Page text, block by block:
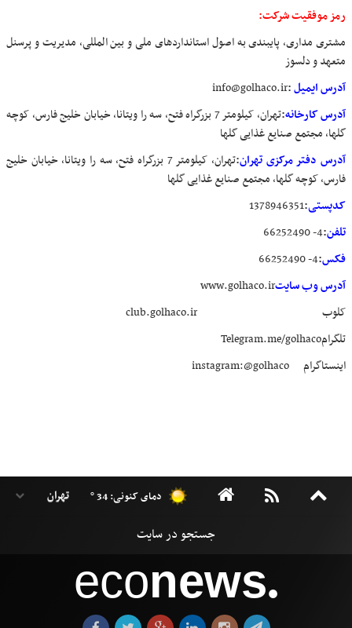
رمز موفقیت شرکت:
مشتری مداری، پایبندی به اصول استانداردهای ملی و بین المللی، مدیریت و پرسنل
متعهد و دلسوز
آدرس ایمیل:
info@golhaco.ir
آدرس کارخانه:
تهران، کیلومتر 7 بزرگراه فتح، سه را ویتانا، خیابان خلیج فارس، کوچه
گلها، مجتمع صنایع غذایی گلها
آدرس دفتر مرکزی تهران:
تهران، کیلومتر 7 بزرگراه فتح، سه را ویتانا، خیابان خلیج
فارس، کوچه گلها، مجتمع صنایع غذایی گلها
کدپستی:
1378946351
تلفن:
4- 66252490
فکس:
4- 66252490
آدرس وب سایتwww.golhaco.ir
کلوب club.golhaco.ir
تلگرامTelegram.me/golhaco
اینستاگرام instagram:@golhaco
دمای کنونی: 34 °
econews●